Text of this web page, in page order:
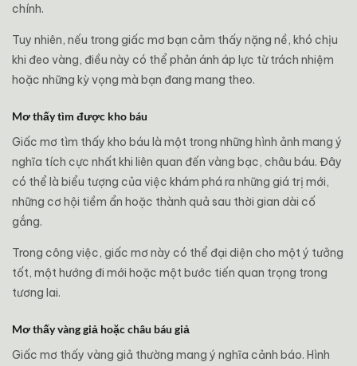
chính.
Tuy nhiên, nếu trong giấc mơ bạn cảm thấy nặng nề, khó chịu
khi đeo vàng, điều này có thể phản ánh áp lực từ trách nhiệm
hoặc những kỳ vọng mà bạn đang mang theo.
Mơ thấy tìm được kho báu
Giấc mơ tìm thấy kho báu là một trong những hình ảnh mang ý
nghĩa tích cực nhất khi liên quan đến vàng bạc, châu báu. Đây
có thể là biểu tượng của việc khám phá ra những giá trị mới,
những cơ hội tiềm ẩn hoặc thành quả sau thời gian dài cố
gắng.
Trong công việc, giấc mơ này có thể đại diện cho một ý tưởng
tốt, một hướng đi mới hoặc một bước tiến quan trọng trong
tương lai.
Mơ thấy vàng giả hoặc châu báu giả
Giấc mơ thấy vàng giả thường mang ý nghĩa cảnh báo. Hình